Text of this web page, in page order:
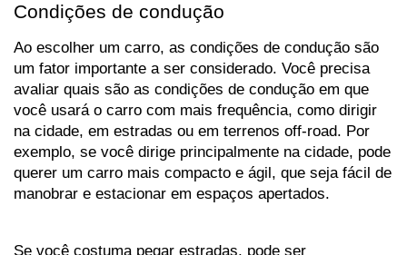
Condições de condução
Ao escolher um carro, as condições de condução são
um fator importante a ser considerado. Você precisa
avaliar quais são as condições de condução em que
você usará o carro com mais frequência, como dirigir
na cidade, em estradas ou em terrenos off-road. Por
exemplo, se você dirige principalmente na cidade, pode
querer um carro mais compacto e ágil, que seja fácil de
manobrar e estacionar em espaços apertados.
Se você costuma pegar estradas, pode ser